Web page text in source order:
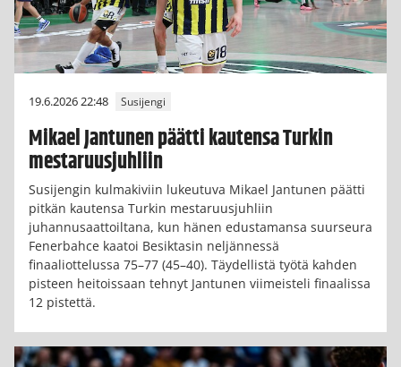
19.6.2026 22:48 Susijengi
Mikael Jantunen päätti kautensa Turkin
mestaruusjuhliin
Susijengin kulmakiviin lukeutuva Mikael Jantunen päätti
pitkän kautensa Turkin mestaruusjuhliin
juhannusaattoiltana, kun hänen edustamansa suurseura
Fenerbahce kaatoi Besiktasin neljännessä
finaaliottelussa 75–77 (45–40). Täydellistä työtä kahden
pisteen heitoissaan tehnyt Jantunen viimeisteli finaalissa
12 pistettä.